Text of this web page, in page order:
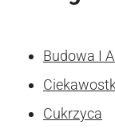
Budowa I
Cukrzyca